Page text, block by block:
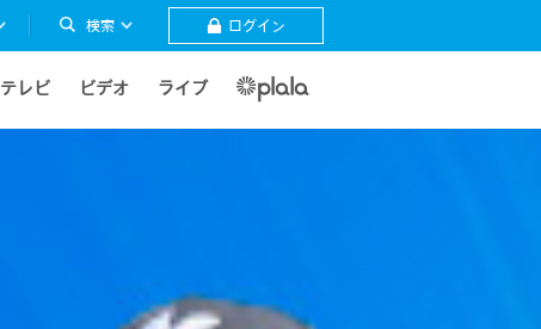
検索 ログイン
テレビ ビデオ ライブ